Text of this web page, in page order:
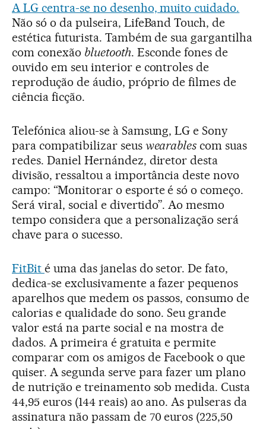
A LG centra-se no desenho, muito cuidado.
Não só o da pulseira, LifeBand Touch, de
estética futurista. Também de sua gargantilha
com conexão bluetooth. Esconde fones de
ouvido em seu interior e controles de
reprodução de áudio, próprio de filmes de
ciência ficção.
Telefónica aliou-se à Samsung, LG e Sony
para compatibilizar seus wearables com suas
redes. Daniel Hernández, diretor desta
divisão, ressaltou a importância deste novo
campo: “Monitorar o esporte é só o começo.
Será viral, social e divertido”. Ao mesmo
tempo considera que a personalização será
chave para o sucesso.
FitBit é uma das janelas do setor. De fato,
dedica-se exclusivamente a fazer pequenos
aparelhos que medem os passos, consumo de
calorias e qualidade do sono. Seu grande
valor está na parte social e na mostra de
dados. A primeira é gratuita e permite
comparar com os amigos de Facebook o que
quiser. A segunda serve para fazer um plano
de nutrição e treinamento sob medida. Custa
44,95 euros (144 reais) ao ano. As pulseras da
assinatura não passam de 70 euros (225,50